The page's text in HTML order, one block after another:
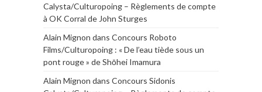
Calysta/Culturopoing – Règlements de compte
à OK Corral de John Sturges
Alain Mignon dans Concours Roboto
Films/Culturopoing : « De l’eau tiède sous un
pont rouge » de Shōhei Imamura
Alain Mignon dans Concours Sidonis